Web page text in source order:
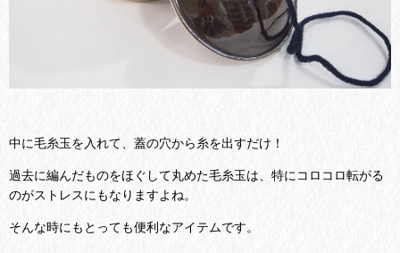
中に毛糸玉を入れて、蓋の穴から糸を出すだけ！
過去に編んだものをほぐして丸めた毛糸玉は、特にコロコロ転がる
のがストレスにもなりますよね。
そんな時にもとっても便利なアイテムです。